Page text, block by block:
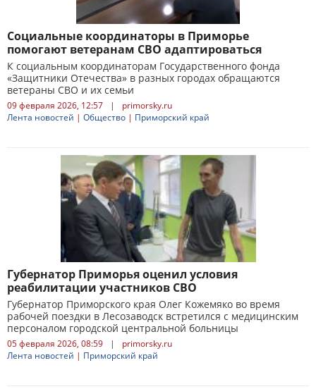
Социальные координаторы в Приморье
помогают ветеранам СВО адаптироваться
К социальным координаторам Государственного фонда
«Защитники Отечества» в разных городах обращаются
ветераны СВО и их семьи
09 февраля 2026, 12:57 |
primorsky.ru
Лента новостей | Общество | Приморский край
Губернатор Приморья оценил условия
реабилитации участников СВО
Губернатор Приморского края Олег Кожемяко во время
рабочей поездки в Лесозаводск встретился с медицинским
персоналом городской центральной больницы
05 февраля 2026, 08:59 |
primorsky.ru
Лента новостей | Приморский край